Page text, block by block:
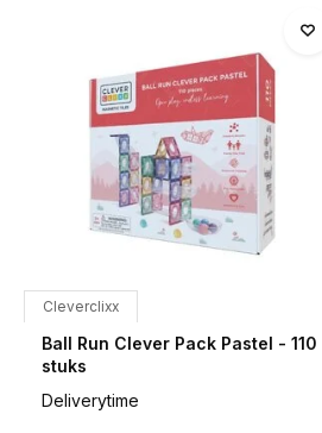
Cleverclixx
Ball Run Clever Pack Pastel - 110
stuks
Deliverytime